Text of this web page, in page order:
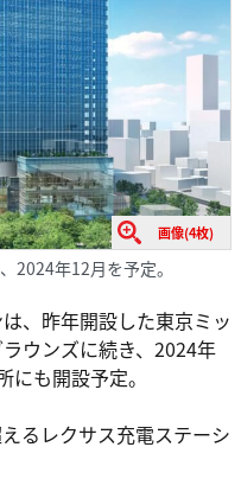
画像(4枚)
2024年12月を予定。
、昨年開設した東京ミッ
ウンズに続き、2024年
も開設予定。
るレクサス充電ステーシ